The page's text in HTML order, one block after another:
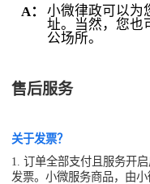
A：
小微律政可以为
址。当然，您也
公场所。
售后服务
关于发票？
1. 订单全部支付且服务开
发票。小微服务商品，由